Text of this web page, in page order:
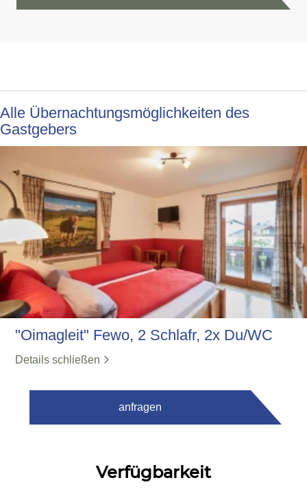
Alle Übernachtungsmöglichkeiten des
Gastgebers
"Oimagleit" Fewo, 2 Schlafr, 2x Du/WC
Details schließen
anfragen
Verfügbarkeit